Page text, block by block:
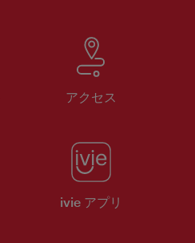
アクセス
ivie アプリ